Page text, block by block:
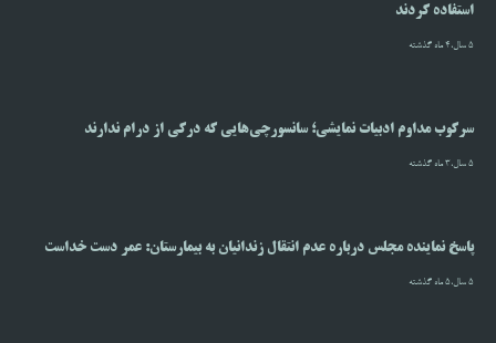
استفاده کردند
5 سال،4 ماه گذشته
سرکوب مداوم ادبیات نمایشی؛ سانسورچی‌هایی که درکی از درام ندارند
5 سال،3 ماه گذشته
پاسخ نماینده مجلس درباره عدم انتقال زندانیان به بیمارستان: عمر دست خداست
5 سال،5 ماه گذشته